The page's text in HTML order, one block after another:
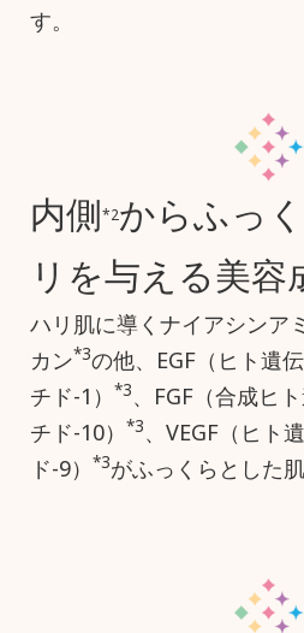
す。
内側*2からふっ
リを与える美容
ハリ肌に導くナイアシンア
カン*3の他、EGF（ヒト遺
チド-1）
*3、FGF（合成ヒ
チド-10）
*3、VEGF（ヒト
ド-9）
*3がふっくらとした